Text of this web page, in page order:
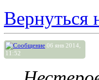
Вернуться
06 янв 2014,
11:52